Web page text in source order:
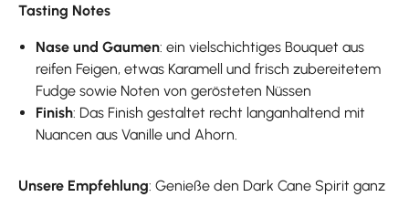
Tasting Notes
Nase und Gaumen: ein vielschichtiges Bouquet aus
reifen Feigen, etwas Karamell und frisch zubereitetem
Fudge sowie Noten von gerösteten Nüssen
Finish: Das Finish gestaltet recht langanhaltend mit
Nuancen aus Vanille und Ahorn.
Unsere Empfehlung: Genieße den Dark Cane Spirit ganz